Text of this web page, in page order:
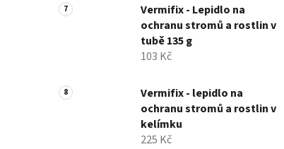
Vermifix - Lepidlo na
ochranu stromů a rostlin v
tubě 135 g
103 Kč
Vermifix - lepidlo na
ochranu stromů a rostlin v
kelímku
225 Kč